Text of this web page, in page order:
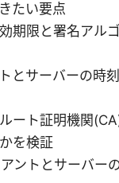
たい要点
期限と署名アル
とサーバーの時
ート証明機関
を検証
ントとサーバー